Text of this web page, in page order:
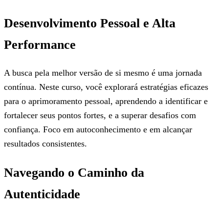
Desenvolvimento Pessoal e Alta
Performance
A busca pela melhor versão de si mesmo é uma jornada
contínua. Neste curso, você explorará estratégias eficazes
para o aprimoramento pessoal, aprendendo a identificar e
fortalecer seus pontos fortes, e a superar desafios com
confiança. Foco em autoconhecimento e em alcançar
resultados consistentes.
Navegando o Caminho da
Autenticidade